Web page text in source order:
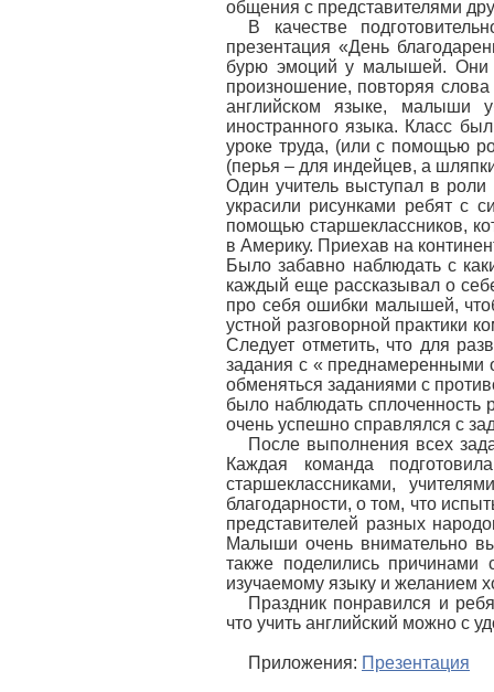
общения с представителями
В качестве
презентация «День
бурю эмоций у малышей. Они
произношение, повторяя
английском языке, малыши
иностранного языка. Класс
уроке труда, (или с помощью
(перья – для индейцев, а
Один учитель выступал в
украсили рисунками ребят с
помощью старшеклассников,
в Америку. Приехав на
Было забавно наблюдать с
каждый еще рассказывал о
про себя ошибки малышей,
устной разговорной практики
Следует отметить, что для
задания с « преднамеренными
обменяться заданиями с
было наблюдать сплоченность
очень успешно справлялся с
После выполнения всех
Каждая команда
старшеклассниками,
благодарности, о том, что
представителей разных
Малыши очень внимательно
также поделились причинами
изучаемому языку и желанием
Праздник понравился и
что учить английский можно с
Приложения: Презентация